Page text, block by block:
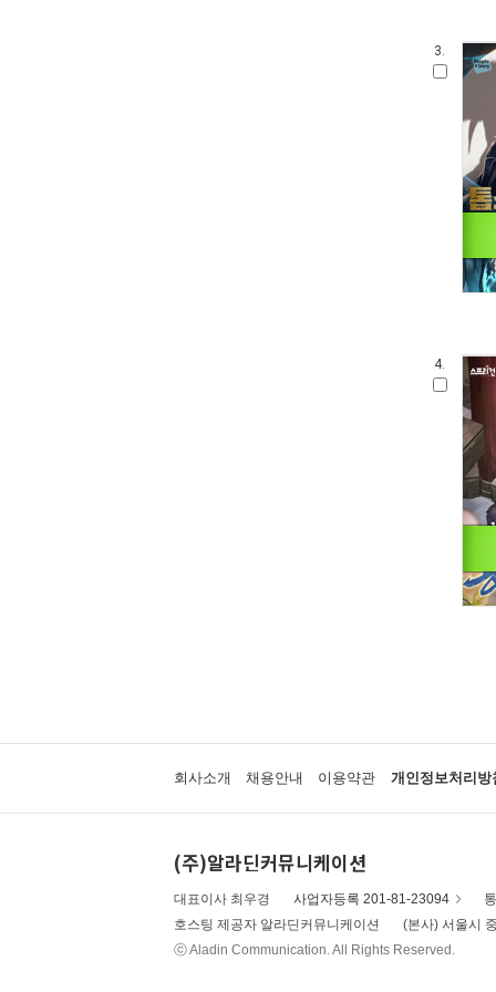
3.
4.
회사소개 채용안내 이용약관 개인정보처리방
(주)알라딘커뮤니케이션
대표이사 최우경 사업자등록 201-81-23094
호스팅 제공자 알라딘커뮤니케이션
(본사) 서울시
ⓒ Aladin Communication. All Rights Reserved.